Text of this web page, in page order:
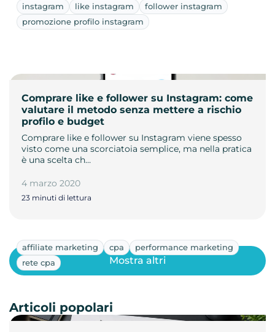
instagram like instagram
follower instagram
promozione profilo instagram
Comprare like e follower su Instagram: come
valutare il metodo senza mettere a rischio
profilo e budget
Comprare like e follower su Instagram viene spesso
visto come una scorciatoia semplice, ma nella pratica
è una scelta ch…
4 marzo 2020
23 minuti di lettura
affiliate marketing cpa
performance marketing
rete cpa
Mostra altri
Articoli popolari